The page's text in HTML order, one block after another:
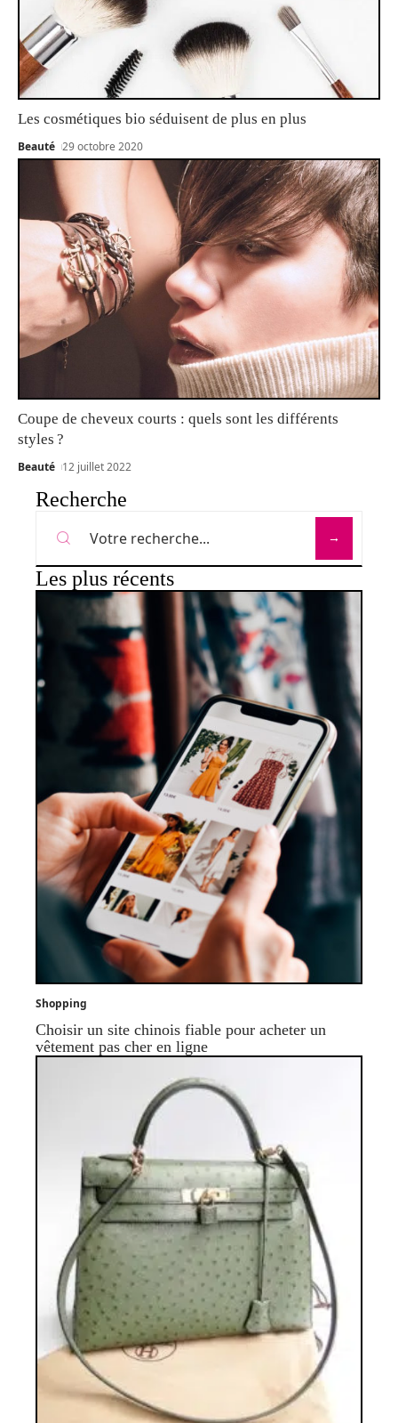
Les cosmétiques bio séduisent de plus en plus
Beauté 29 octobre 2020
Coupe de cheveux courts : quels sont les différents
styles ?
Beauté 12 juillet 2022
Recherche
Les plus récents
Shopping
Choisir un site chinois fiable pour acheter un
vêtement pas cher en ligne